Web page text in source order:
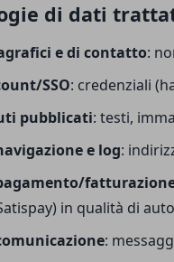
di dati
e di contatto:
SSO: credenziali
pubblicati: testi,
e log:
in qualità di
: